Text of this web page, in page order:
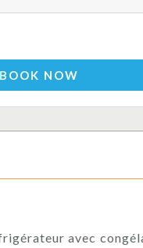
BOOK NOW
avec